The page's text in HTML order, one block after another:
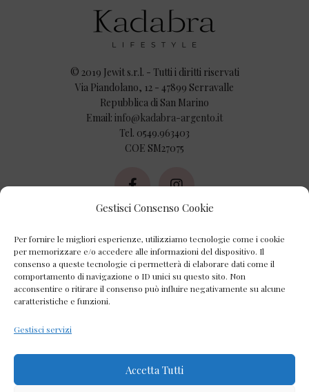
Gestisci Consenso Cookie
Per fornire le migliori esperienze, utilizziamo tecnologie come i cookie
per memorizzare e/o accedere alle informazioni del dispositivo. Il
consenso a queste tecnologie ci permetterà di elaborare dati come il
comportamento di navigazione o ID unici su questo sito. Non
acconsentire o ritirare il consenso può influire negativamente su alcune
caratteristiche e funzioni.
Gestisci servizi
Accetta Tutti
© 2019 Jewit s.r.l. - Tutti i diritti riservati
Via Piandolano, 12 - 47899 Serravalle
Repubblica di San Marino
Email: info@kadabra-argento.it
Tel. 0549.963403
COE SM27075
AZIENDA
Chi Siamo
Contatti